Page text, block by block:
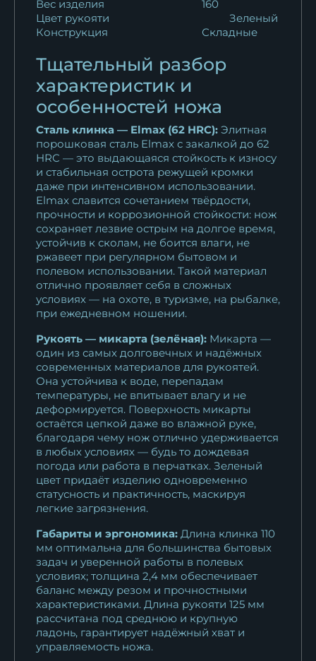
Вес изделия
160
Цвет рукояти
Зеленый
Конструкция
Складные
Тщательный разбор
характеристик и
особенностей ножа
Сталь клинка — Elmax (62 HRC): Элитная
порошковая сталь Elmax с закалкой до 62
HRC — это выдающаяся стойкость к износу
и стабильная острота режущей кромки
даже при интенсивном использовании.
Elmax славится сочетанием твёрдости,
прочности и коррозионной стойкости: нож
сохраняет лезвие острым на долгое время,
устойчив к сколам, не боится влаги, не
ржавеет при регулярном бытовом и
полевом использовании. Такой материал
отлично проявляет себя в сложных
условиях — на охоте, в туризме, на рыбалке,
при ежедневном ношении.
Рукоять — микарта (зелёная): Микарта —
один из самых долговечных и надёжных
современных материалов для рукоятей.
Она устойчива к воде, перепадам
температуры, не впитывает влагу и не
деформируется. Поверхность микарты
остаётся цепкой даже во влажной руке,
благодаря чему нож отлично удерживается
в любых условиях — будь то дождевая
погода или работа в перчатках. Зеленый
цвет придаёт изделию одновременно
статусность и практичность, маскируя
легкие загрязнения.
Габариты и эргономика: Длина клинка 110
мм оптимальна для большинства бытовых
задач и уверенной работы в полевых
условиях; толщина 2,4 мм обеспечивает
баланс между резом и прочностными
характеристиками. Длина рукояти 125 мм
рассчитана под среднюю и крупную
ладонь, гарантирует надёжный хват и
управляемость ножа.